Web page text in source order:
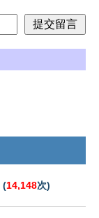
(14,148次)